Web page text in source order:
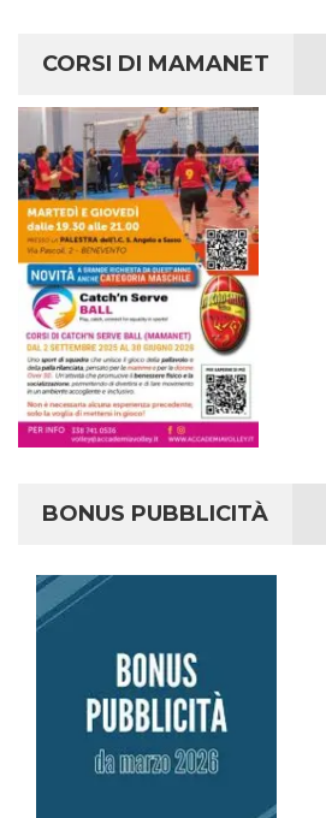
CORSI DI MAMANET
BONUS PUBBLICITÀ